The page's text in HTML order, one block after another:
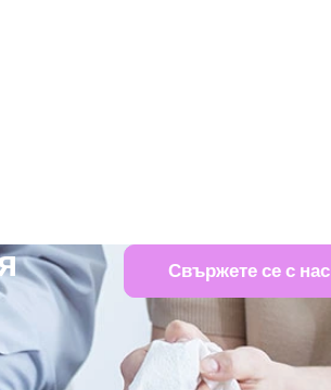
Свържете се с нас